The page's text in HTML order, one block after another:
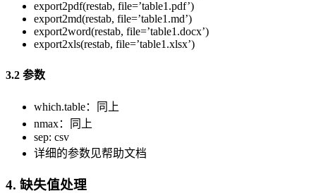
export2pdf(restab, file=’table1.pdf’)
export2md(restab, file=’table1.md’)
export2word(restab, file=’table1.docx’)
export2xls(restab, file=’table1.xlsx’)
3.2 参数
which.table：同上
nmax：同上
sep: csv
详细的参数见帮助文档
4. 缺失值处理